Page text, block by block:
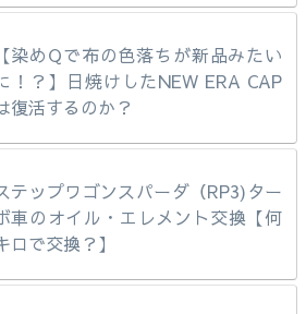
【染めQで布の色落ちが新品みたい
！？】日焼けしたNEW ERA CAP
復活するのか？
テップワゴンスパーダ（RP3)ター
車のオイル・エレメント交換【何
ロで交換？】